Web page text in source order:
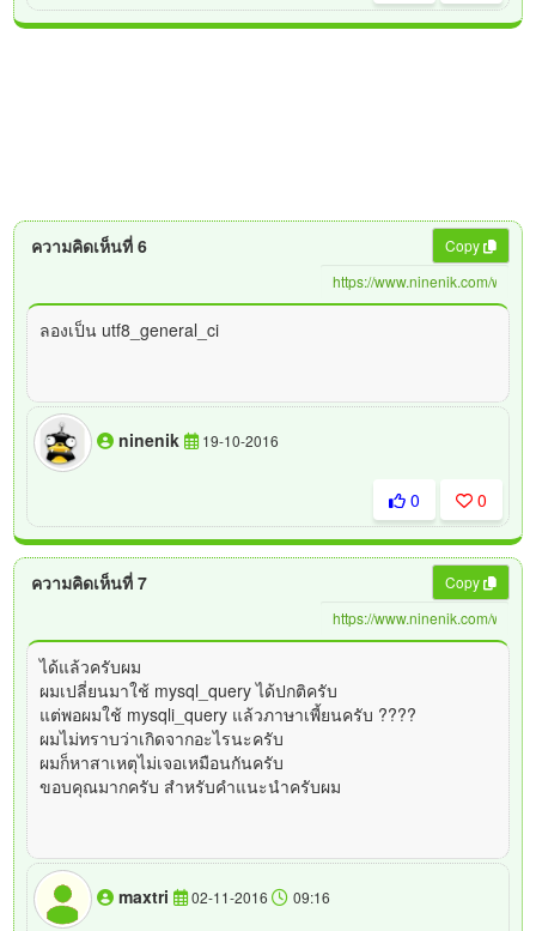
ความคิดเห็นที่ 6 Copy
ลองเป็น utf8_general_ci
ninenik 19-10-2016
0 0
ความคิดเห็นที่ 7 Copy
ได้แล้วครับผม
ผมเปลี่ยนมาใช้ mysql_query ได้ปกติครับ
แต่พอผมใช้ mysqli_query แล้วภาษาเพี้ยนครับ ????
ผมไม่ทราบว่าเกิดจากอะไรนะครับ
ผมก็หาสาเหตุไม่เจอเหมือนกันครับ
ขอบคุณมากครับ สำหรับคำแนะนำครับผม
maxtri 02-11-2016 09:16